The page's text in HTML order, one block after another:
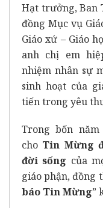
Hạt trưởng, Ban
đồng Mục vụ
Giáo xứ – Giáo
anh chị em
nhiệm nhân sự
sinh hoạt của
tiến trong yêu
Trong bốn
cho Tin Mừng
đời sống của
giáo phận, đồng
báo Tin Mừng”